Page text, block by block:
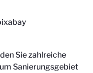
Sie zahlreiche
Sanierungsgebiet